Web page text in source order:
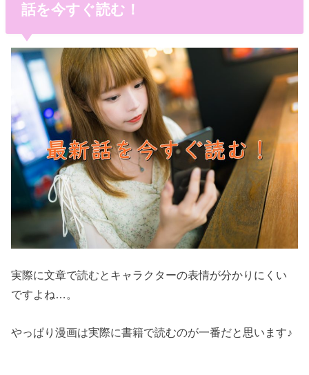
話を今すぐ読む！
実際に文章で読むとキャラクターの表情が分かりにくい
ですよね…。
やっぱり漫画は実際に書籍で読むのが一番だと思います♪